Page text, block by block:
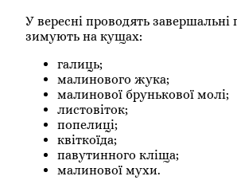
У вересні проводять
зимують на кущах:
галиць;
малинового жука;
малинової брунькової молі;
листовіток;
попелиці;
квіткоїда;
павутинного кліща;
малинової мухи.